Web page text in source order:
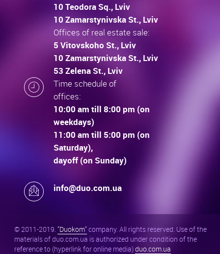
10 Teodora Sq., Lviv
10 Zamarstynivska St., Lviv
Offices of real estate sale:
5 Vitovskoho St., Lviv
10 Zamarstynivska St., Lviv
53 Zelena St., Lviv
Time schedule of
offices:
10:00 am till 8:00 pm (on
weekdays)
11:00 am till 5:00 pm (on
Saturday),
dayoff (on Sunday)
info@duo.com.ua
© 2011-2019. "Duokom"company. All rights reserved. Use of the
materials of duo.com.ua is authorized under condition of the
reference to (hyperlink for online media)duo.com.ua